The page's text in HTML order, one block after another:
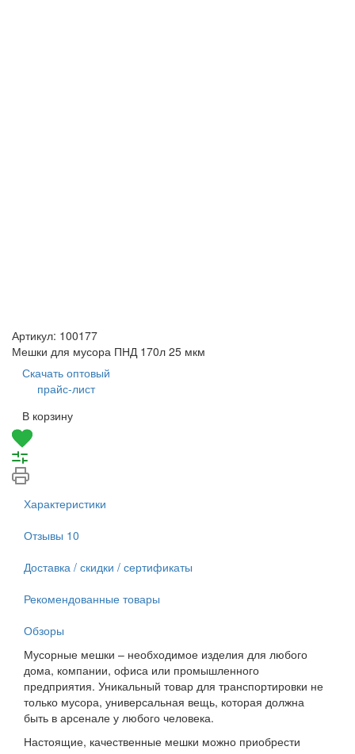
Артикул: 100177
Мешки для мусора ПНД 170л 25 мкм
Скачать оптовый
прайс-лист
В корзину
Характеристики
Отзывы 10
Доставка / скидки / сертификаты
Рекомендованные товары
Обзоры
Мусорные мешки – необходимое изделия для любого
дома, компании, офиса или промышленного
предприятия. Уникальный товар для транспортировки не
только мусора, универсальная вещь, которая должна
быть в арсенале у любого человека.
Настоящие, качественные мешки можно приобрести